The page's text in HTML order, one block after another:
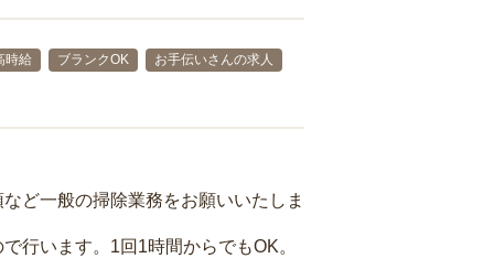
時給 ブランクOK
お手伝いさんの求人
ど一般の掃除業務をお願いいたしま
行います。1回1時間からでもOK。